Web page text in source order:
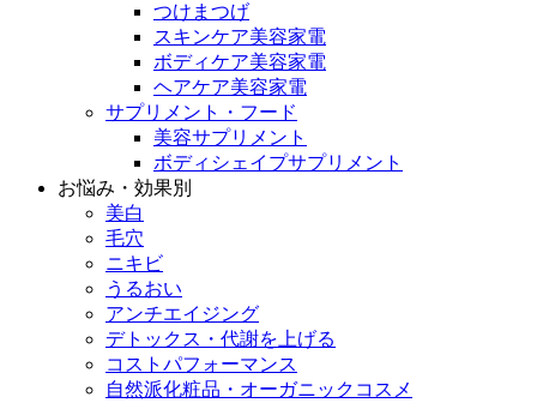
つけまつげ
スキンケア美容家電
ボディケア美容家電
ヘアケア美容家電
サプリメント・フード
美容サプリメント
ボディシェイプサプリメント
お悩み・効果別
美白
毛穴
ニキビ
うるおい
アンチエイジング
デトックス・代謝を上げる
コストパフォーマンス
自然派化粧品・オーガニックコスメ